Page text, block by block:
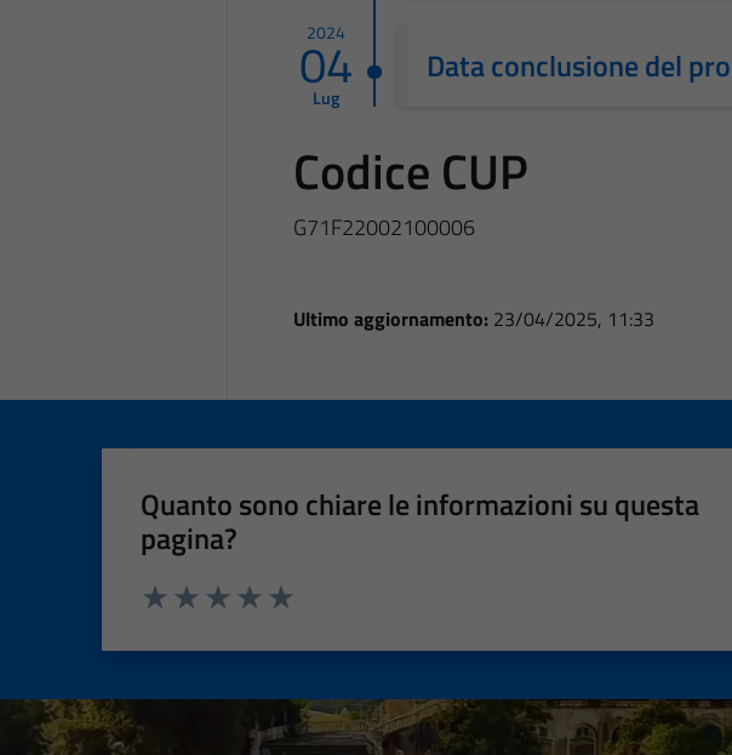
2024
04
Lug
Data conclusione del
Codice CUP
G71F22002100006
Ultimo aggiornamento: 23/04/2025, 11:33
Quanto sono chiare le informazioni su questa
pagina?